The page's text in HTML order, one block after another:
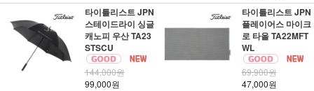
타이틀리스트 JPN
스테이드라이 싱글
캐노피 우산 TA23
STSCU
144,000원
99,000원
타이틀리스트 JPN
플레이어스 마이크
로 타올 TA22MFT
WL
69,900원
47,000원